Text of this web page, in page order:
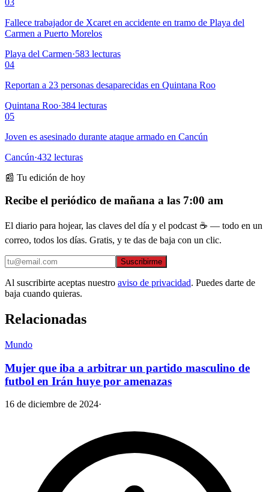
Fallece trabajador de Xcaret en accidente en tramo de Playa del
Carmen a Puerto Morelos
Playa del Carmen·583 lecturas
04
Reportan a 23 personas desaparecidas en Quintana Roo
Quintana Roo·384 lecturas
05
Joven es asesinado durante ataque armado en Cancún
Cancún·432 lecturas
📰 Tu edición de hoy
Recibe el periódico de mañana a las 7:00 am
El diario para hojear, las claves del día y el podcast ☕ — todo en un
correo, todos los días. Gratis, y te das de baja con un clic.
Suscribirme
Al suscribirte aceptas nuestro aviso de privacidad. Puedes darte de
baja cuando quieras.
Relacionadas
Mundo
Mujer que iba a arbitrar un partido masculino de
futbol en Irán huye por amenazas
16 de diciembre de 2024·